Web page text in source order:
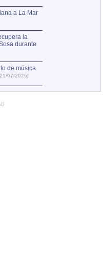
a La Mar
la
durante
de música
07/2026]